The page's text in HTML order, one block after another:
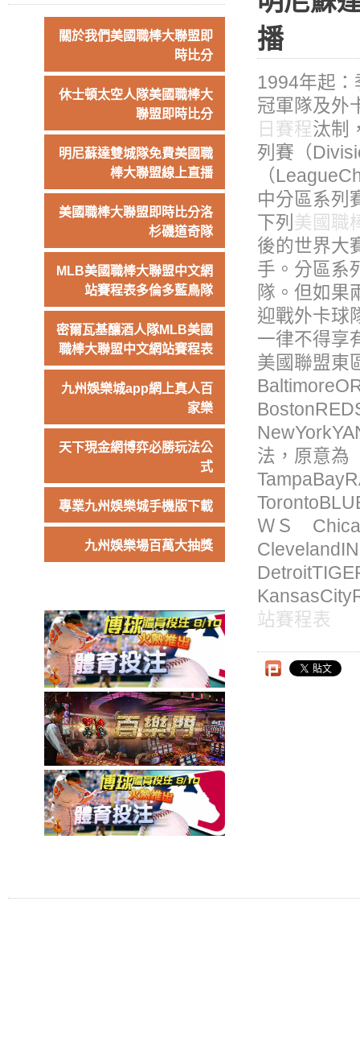
關於我們美國職棒大聯盟即
時比分
休士頓太空人隊美國職棒大
聯盟即時比分
明尼蘇達雙城隊免費美國職
棒大聯盟線上直播
美國職棒大聯盟即時比分洛
杉磯道奇隊
MLB美國職棒大聯盟中文網
站賽程表多倫多藍鳥隊
密爾瓦基釀酒人隊MLB美國
職棒大聯盟中文網站賽程表
九州娛樂城app網上真人百
家樂
天下現金網博弈必勝玩法公
式
專業九州娛樂城手機版下載
九州娛樂場百萬大抽獎
播
1994年起
冠軍隊及外
日賽程汰制
列賽（
（
中分區系列
下列 美國職
後的世界大
手。分區系
隊。但如果
迎戰外卡球
一律不得享
美國聯盟
法，原意
ＷＳ
站賽程表